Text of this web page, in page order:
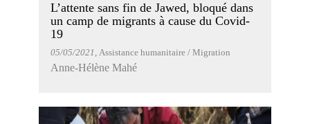
L’attente sans fin de Jawed, bloqué dans
un camp de migrants à cause du Covid-
19
05/05/2021 , Assistance humanitaire / Migration
Anne-Hélène Mahé